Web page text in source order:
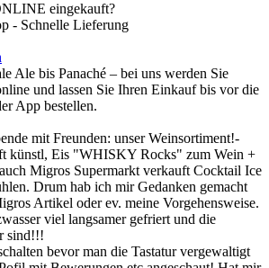
eingekauft?
- Schnelle Lieferung
Ale bis Panaché – bei uns werden Sie
und lassen Sie Ihren Einkauf bis vor die
App bestellen.
mit Freunden: unser Weinsortiment!-
künstl, Eis "WHISKY Rocks" zum Wein +
Migros Supermarkt verkauft Cocktail Ice
Drum hab ich mir Gedanken gemacht
Artikel oder ev. meine Vorgehensweise.
viel langsamer gefriert und die
sind!!!
bevor man die Tastatur vergewaltigt